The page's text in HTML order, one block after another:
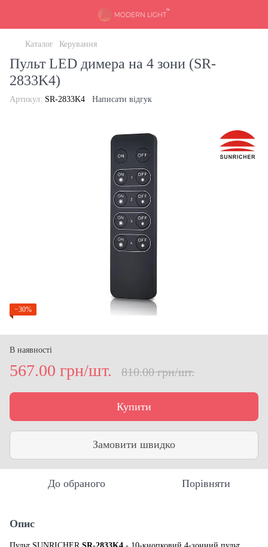
Каталог Керування
Пульт LED димера на 4 зони (SR-
2833K4)
Артикул: SR-2833K4 Написати відгук
−30%
В наявності
567.00 грн/шт. 810.00 грн/шт.
Купити
Замовити швидко
До обраного Порівняти
Опис